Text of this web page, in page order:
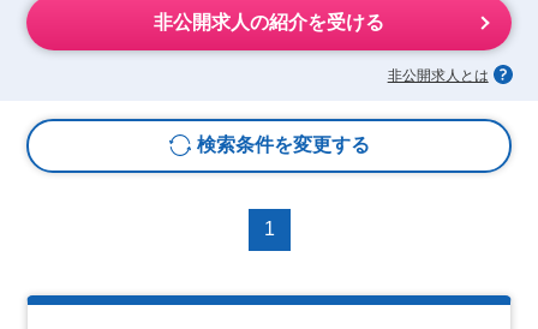
非公開求人の紹介を受ける
非公開求人とは
検索条件を変更する
1